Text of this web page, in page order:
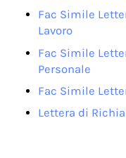
Fac Simile
Lavoro
Fac Simile
Personale
Fac Simile
Lettera di